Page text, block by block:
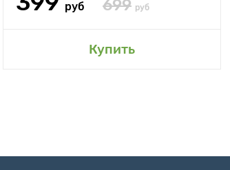
руб 699 руб
Купить